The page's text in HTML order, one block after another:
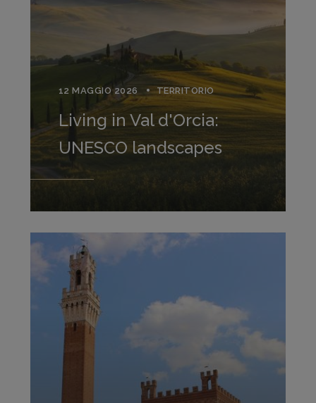
12 MAGGIO 2026 TERRITORIO
Living in Val d'Orcia:
UNESCO landscapes